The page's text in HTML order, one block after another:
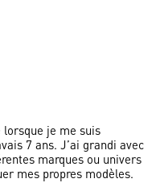
je me suis
7 ans. J’ai grandi avec
marques ou univers
mes propres modèles.